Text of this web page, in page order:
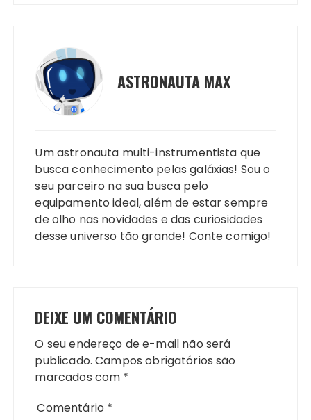
ASTRONAUTA MAX
Um astronauta multi-instrumentista que
busca conhecimento pelas galáxias! Sou o
seu parceiro na sua busca pelo
equipamento ideal, além de estar sempre
de olho nas novidades e das curiosidades
desse universo tão grande! Conte comigo!
DEIXE UM COMENTÁRIO
O seu endereço de e-mail não será
publicado. Campos obrigatórios são
marcados com *
Comentário *